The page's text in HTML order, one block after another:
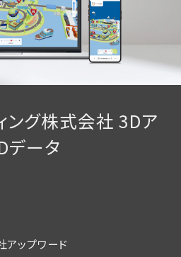
ング株式会社 3Dア
データ
アップワード